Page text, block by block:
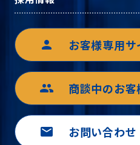
person お客様専用サ
group 商談中のお客
mail お問い合わせ